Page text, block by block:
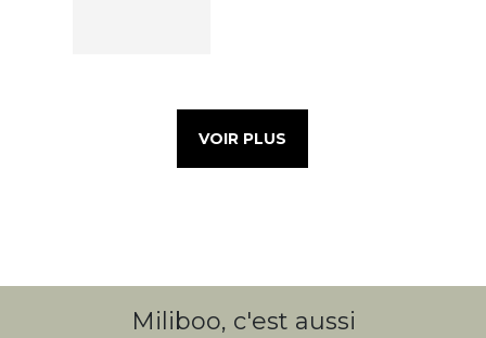
VOIR PLUS
Miliboo, c'est aussi